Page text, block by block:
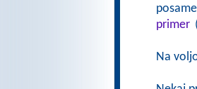
primer
Na